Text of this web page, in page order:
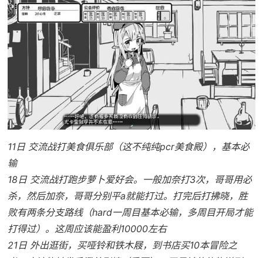
11日 交流战打美食俱乐部（这不纯纯pcr美食殿），基本必
输
18日 交流战打跑步萝卜爱好会。一般加奈打3次，哥哥用必
杀，然后加奈，哥哥分别平a就能打过。打完后打拂晓，胜
败有两条分支路线（hard一周目基本必输，多周目开局才能
打得过）。这周应该能盈利10000左右
21日 外出逛街，买哑铃和铁木屐，到书店买10本冒险之